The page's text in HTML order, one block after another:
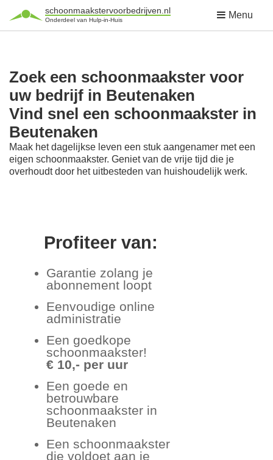
schoonmaakstervoorbedrijven.nl
Onderdeel van Hulp-in-Huis Menu
Zoek een schoonmaakster voor
uw bedrijf in Beutenaken
Vind snel een schoonmaakster in
Beutenaken
Maak het dagelijkse leven een stuk aangenamer met een
eigen schoonmaakster. Geniet van de vrije tijd die je
overhoudt door het uitbesteden van huishoudelijk werk.
Profiteer van:
Garantie zolang je
abonnement loopt
Eenvoudige online
administratie
Een goedkope
schoonmaakster!
€ 10,- per uur
Een goede en
betrouwbare
schoonmaakster in
Beutenaken
Een schoonmaakster
die voldoet aan je